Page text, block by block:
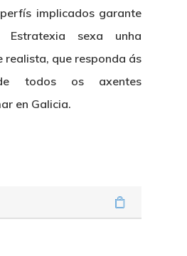
implicados garante
sexa unha
realista, que responda ás
de todos os axentes
en Galicia.